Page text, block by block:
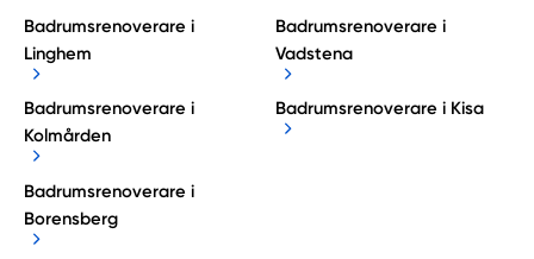
Badrumsrenoverare i
Linghem
Badrumsrenoverare i
Vadstena
Badrumsrenoverare i
Kolmården
Badrumsrenoverare i Kisa
Badrumsrenoverare i
Borensberg